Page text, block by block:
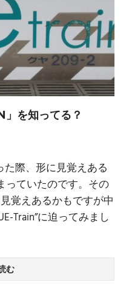
を知ってる？
た際、形に見覚えある
っていたのです。その
覚えあるかもですが中
Train”に迫ってみまし
む